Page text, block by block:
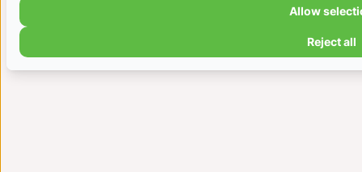
Reject all
Allow